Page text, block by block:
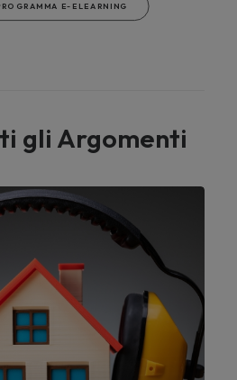
E-ELEARNING
gli Argomenti